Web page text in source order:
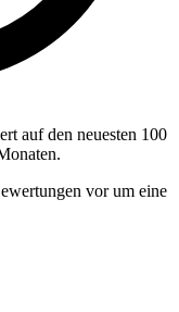
auf den neuesten 100
vor um eine